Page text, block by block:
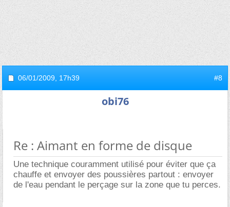
06/01/2009, 17h39 #8
obi76
Re : Aimant en forme de disque
Une technique couramment utilisé pour éviter que ça
chauffe et envoyer des poussières partout : envoyer
de l'eau pendant le perçage sur la zone que tu perces.